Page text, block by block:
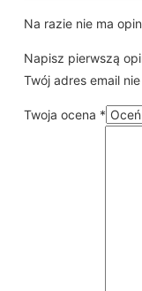
Na razie nie ma
Napisz pierwszą
Twój adres email
Twoja ocena *